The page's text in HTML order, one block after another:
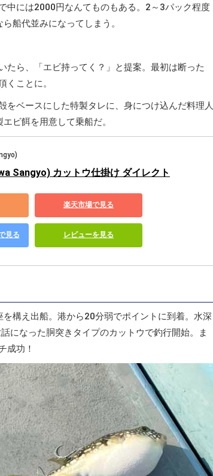
中には2000円なんてものもある。2～3パック程度
船代並みになってしまう。
たら、「エビ持ってく？」と提案。最初は断った
くことに。
をベースにした特製タレに、身につけ込んだ料理人
ビ餌を用意して乗船だ。
Sangyo) カットウ仕掛け ダイレクト
楽天市場で見る
見る レビューを見る
構え出船。港から20分弱でポイントに到着。水深
になった胴突きタイプのカットウで釣行開始。ま
成功！